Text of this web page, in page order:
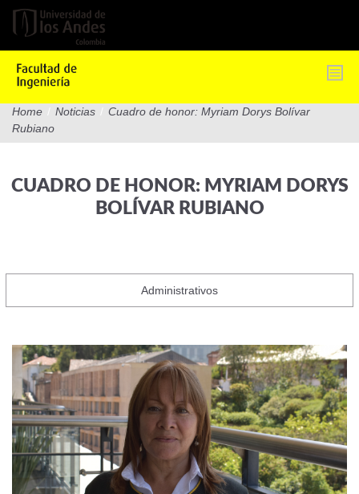
Pasar
contenido
Home / Noticias / Cuadro de honor: Myriam Dorys Bolívar
Rubiano
CUADRO DE HONOR: MYRIAM DORYS
BOLÍVAR RUBIANO
Administrativos